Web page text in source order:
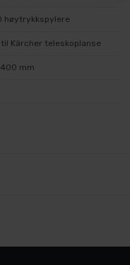
høytrykkspylere
Kärcher teleskoplanse
mm